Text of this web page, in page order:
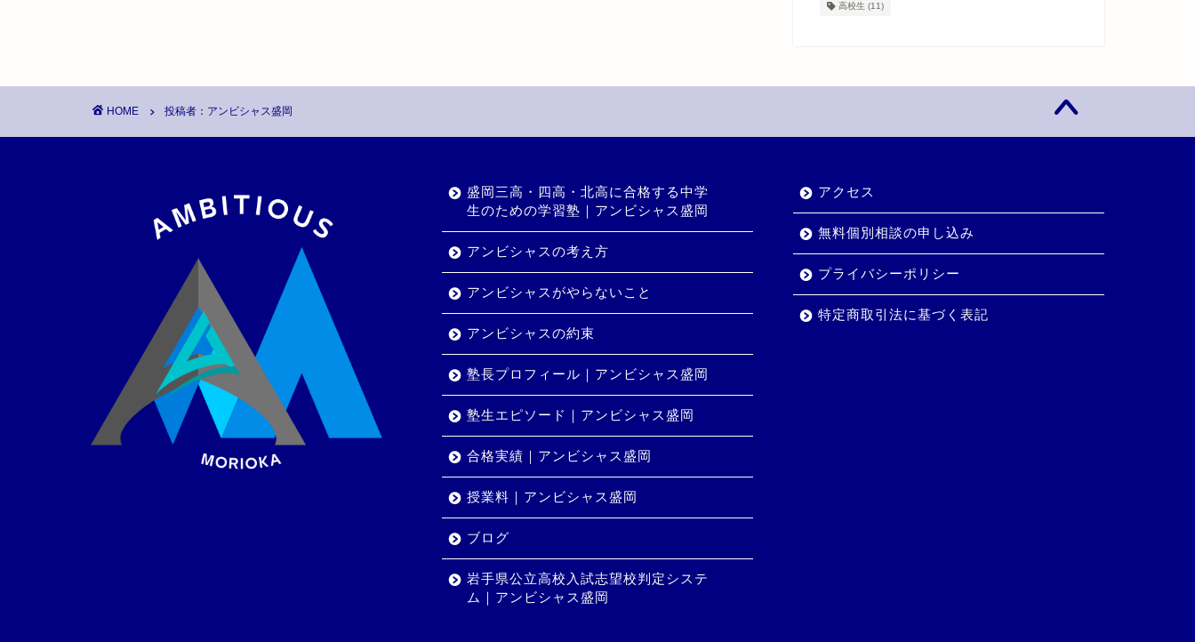
高校生 (11)
HOME 投稿者：アンビシャス盛岡
盛岡三高・四高・北高に合格する中学
生のための学習塾｜アンビシャス盛岡
アンビシャスの考え方
アンビシャスがやらないこと
アンビシャスの約束
塾長プロフィール｜アンビシャス盛岡
塾生エピソード｜アンビシャス盛岡
合格実績｜アンビシャス盛岡
授業料｜アンビシャス盛岡
ブログ
岩手県公立高校入試志望校判定システ
ム｜アンビシャス盛岡
アクセス
無料個別相談の申し込み
プライバシーポリシー
特定商取引法に基づく表記